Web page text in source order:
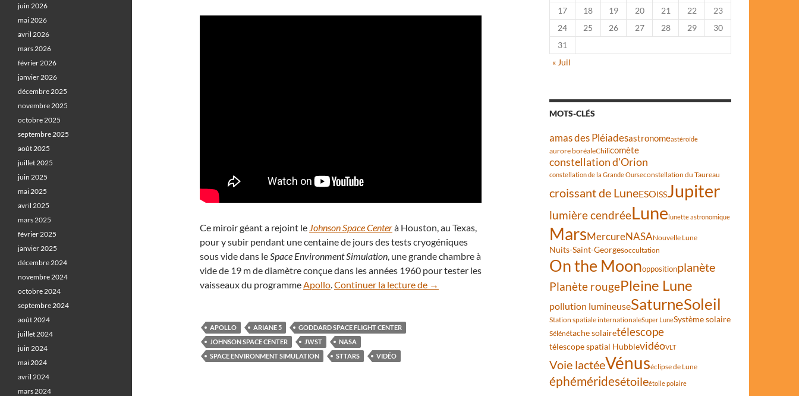
Ce miroir géant a rejoint le Johnson Space Centerà Houston, au Texas,
pour y subir pendant une centaine de jours des tests cryogéniques
sous vide dans leSpace Environment Simulation, une grande chambre à
vide de 19 m de diamètre conçue dans les années 1960 pour tester les
vaisseaux du programmeApollo.Continuer la lecture de En vidéo : le miroir géant du JWST est arrivé à Houston
→
APOLLO ARIANE 5
GODDARD SPACE FLIGHT CENTER
JOHNSON SPACE CENTER
JWST
NASA
SPACE ENVIRONMENT SIMULATION
STTARS VIDÉO
17
18 19 20 21 22
23
24
25 26 27 28 29
30
31
« Juil
MOTS-CLÉS
amas des Pléiadesastronomeastéroïde
aurore boréaleChilicomète
constellation d'Orion
constellation de la Grande Ourseconstellation du Taureau
croissant de LuneESOISSJupiter
lumière cendréeLunelunette astronomique
MarsMercureNASANouvelle Lune
Nuits-Saint-Georgesoccultation
On the Moonoppositionplanète
Planète rougePleine Lune
pollution lumineuseSaturneSoleil
Station spatiale internationaleSuper LuneSystème solaire
Sélénétache solairetélescope
télescope spatial HubblevidéoVLT
Voie lactéeVénuséclipse de Lune
éphéméridesétoileétoile polaire
juin 2026
mai 2026
avril 2026
mars 2026
février 2026
janvier 2026
décembre 2025
novembre 2025
octobre 2025
septembre 2025
août 2025
juillet 2025
juin 2025
mai 2025
avril 2025
mars 2025
février 2025
janvier 2025
décembre 2024
novembre 2024
octobre 2024
septembre 2024
août 2024
juillet 2024
juin 2024
mai 2024
avril 2024
mars 2024